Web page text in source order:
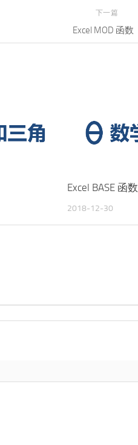
下一篇
Excel MOD 函数
Excel BASE 函数
2018-12-30